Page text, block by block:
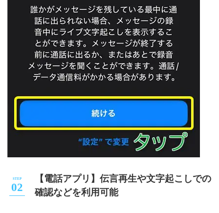
【電話アプリ】伝言再生や文字起こしでの
確認などを利用可能